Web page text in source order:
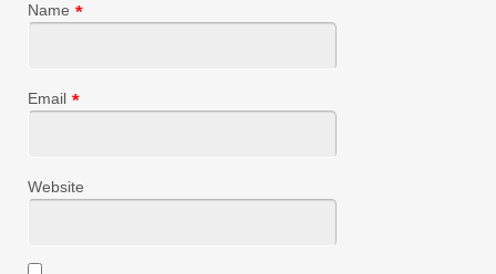
Name *
Email *
Website